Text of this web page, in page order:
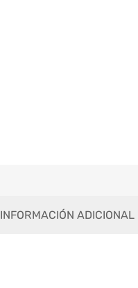
INFORMACIÓN ADICIONAL